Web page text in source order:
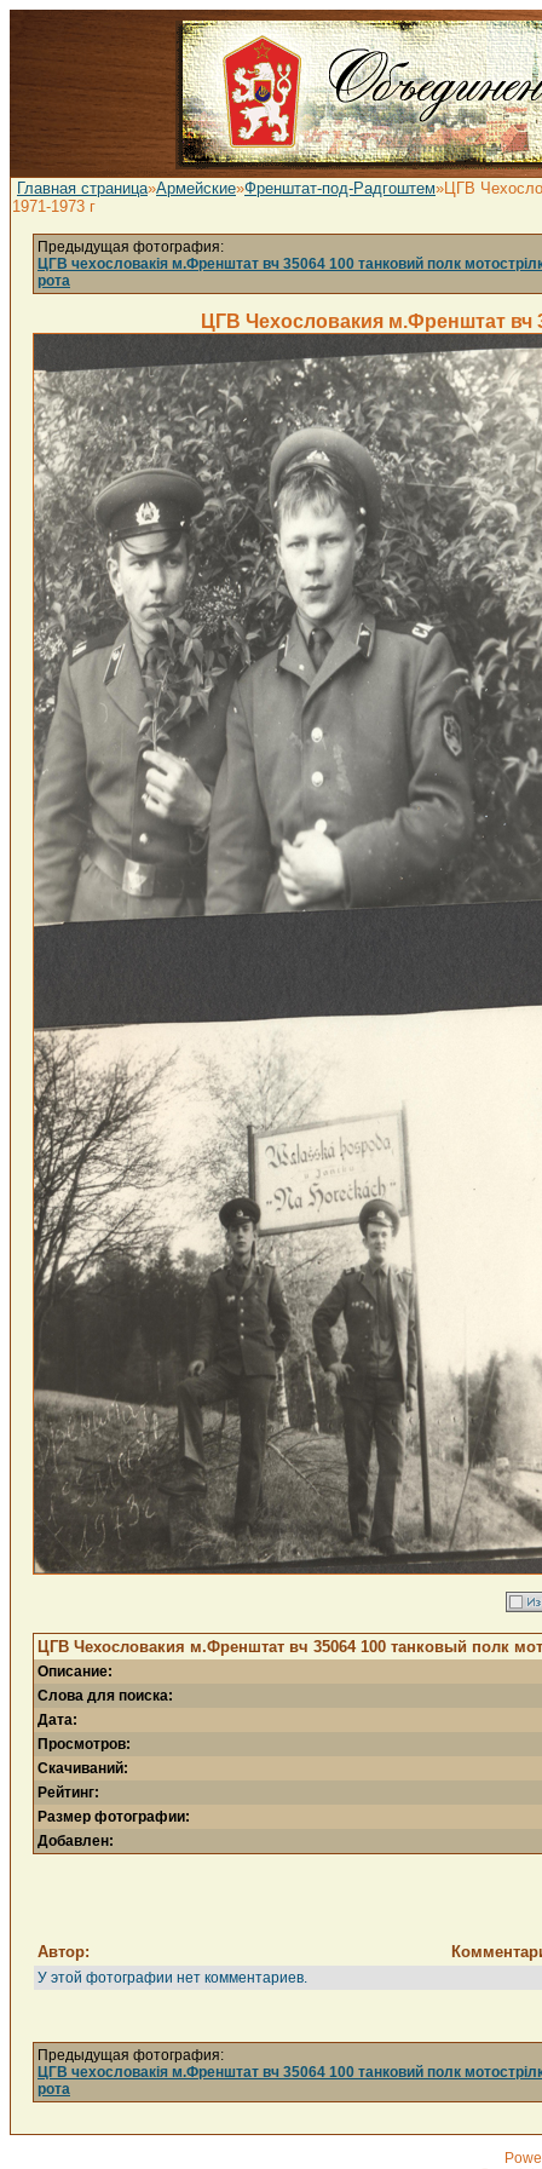
Главная страница»Армейские»Френштат-под-Радгоштем»ЦГВ
1971-1973 г
Предыдущая фотография:
ЦГВ чехословакія м.Френштат вч 35064 100 танковий полк
рота
ЦГВ Чехословакия м.Френштат вч
ЦГВ Чехословакия м.Френштат вч 35064 100 танковый полк
Описание:
Слова для поиска:
Дата:
Просмотров:
Скачиваний:
Рейтинг:
Размер фотографии:
Добавлен:
Автор:
У этой фотографии нет комментариев.
Предыдущая фотография:
ЦГВ чехословакія м.Френштат вч 35064 100 танковий полк
рота